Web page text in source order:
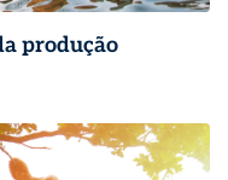
produção